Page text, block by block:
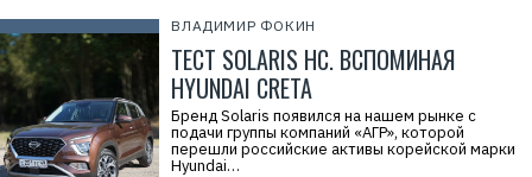
ВЛАДИМИР ФОКИН
ТЕСТ SOLARIS HC. ВСПОМИНАЯ
HYUNDAI CRETA
Бренд Solaris появился на нашем рынке с
подачи группы компаний «АГР», которой
перешли российские активы корейской марки
Hyundai…